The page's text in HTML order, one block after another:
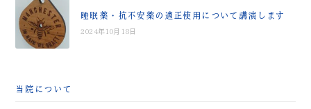
睡眠薬・抗不安薬の適正使用について講演します
2024年10月18日
当院について